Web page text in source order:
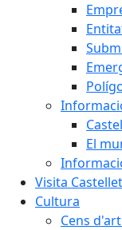
El
Visita
Cultura
Cens